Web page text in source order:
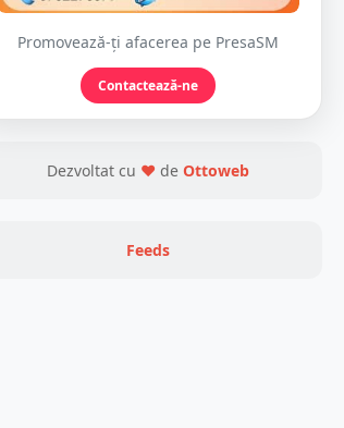
Promovează-ți afacerea pe PresaSM
Contactează-ne
Dezvoltat cu ❤ de Ottoweb
Feeds